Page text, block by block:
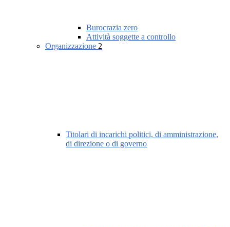
Burocrazia zero
Attività soggette a controllo
Organizzazione 2
Titolari di incarichi politici, di amministrazione,
di direzione o di governo